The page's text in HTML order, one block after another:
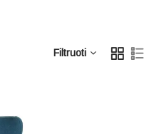
Filtruoti